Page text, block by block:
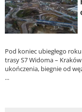
Pod koniec ubiegłego
trasy S7 Widoma –
ukończenia, biegnie od
...